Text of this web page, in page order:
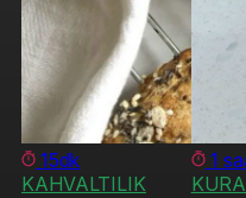
15dk
KAHVALTILIK
1